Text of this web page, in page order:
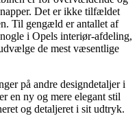
Det er ikke tilfældet
Til gengæld er antallet af
i Opels interiør-afdeling,
de mest væsentlige
på andre designdetaljer i
en ny og mere elegant stil
og detaljeret i sit udtryk.